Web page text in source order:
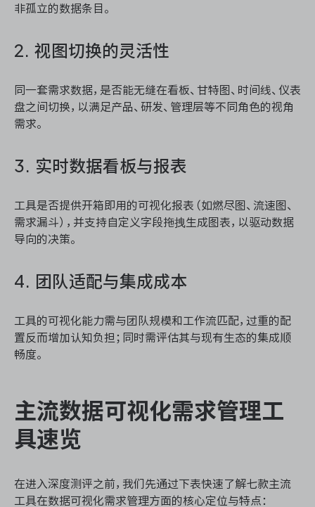
非孤立的数据条目。
2. 视图切换的灵活性
同一套需求数据，是否能无缝在看板、甘特图、时间线、仪表
盘之间切换，以满足产品、研发、管理层等不同角色的视角
需求。
3. 实时数据看板与报表
工具是否提供开箱即用的可视化报表（如燃尽图、流速图、
需求漏斗），并支持自定义字段拖拽生成图表，以驱动数据
导向的决策。
4. 团队适配与集成成本
工具的可视化能力需与团队规模和工作流匹配，过重的配
置反而增加认知负担；同时需评估其与现有生态的集成顺
畅度。
主流数据可视化需求管理工
具速览
在进入深度测评之前，我们先通过下表快速了解七款主流
工具在数据可视化需求管理方面的核心定位与特点：